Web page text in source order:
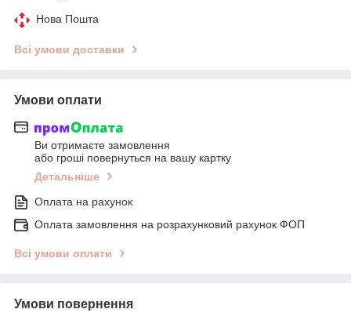
Нова Пошта
Всі умови доставки
Умови оплати
Ви отримаєте замовлення
або гроші повернуться на вашу картку
Детальніше
Оплата на рахунок
Оплата замовлення на розрахунковий рахунок ФОП
Всі умови оплати
Умови повернення